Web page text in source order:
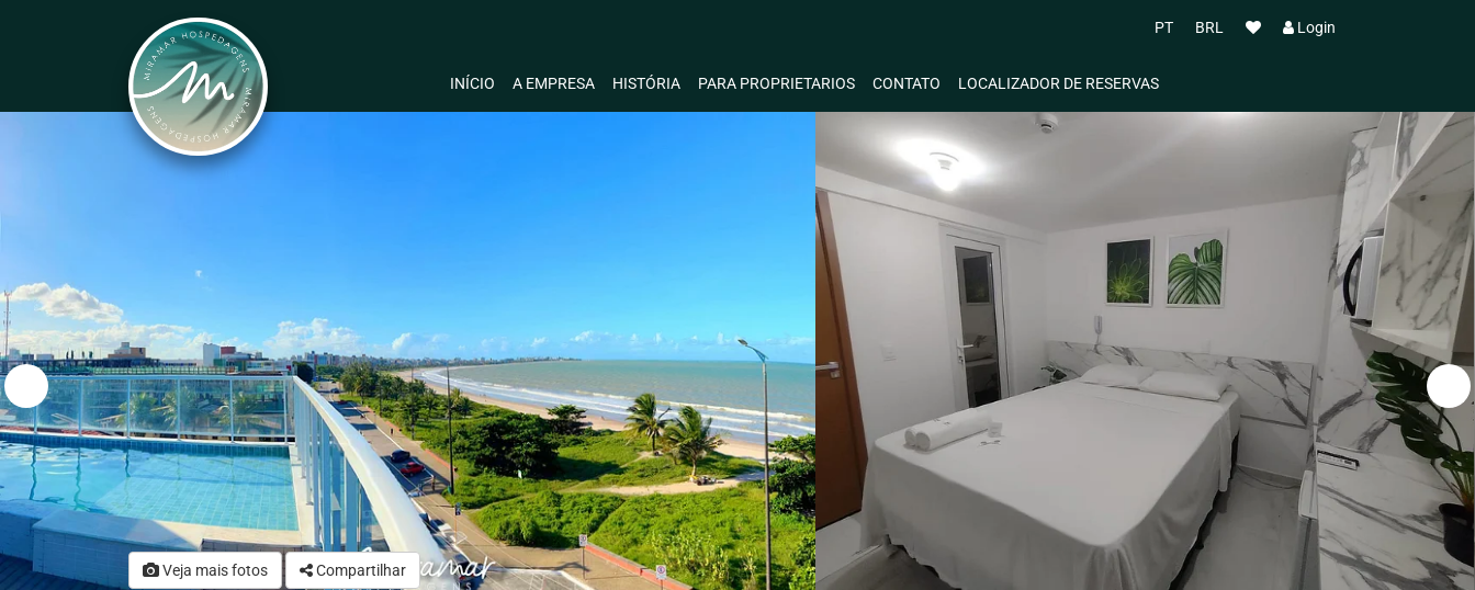
PT BRL Login
INÍCIO A EMPRESA HISTÓRIA PARA PROPRIETARIOS CONTATO LOCALIZADOR DE RESERVAS
Veja mais fotos Compartilhar